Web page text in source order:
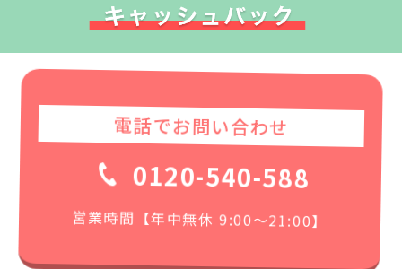
電話でお問い合わせ
0120-540-588
営業時間【年中無休 9:00〜21:00】